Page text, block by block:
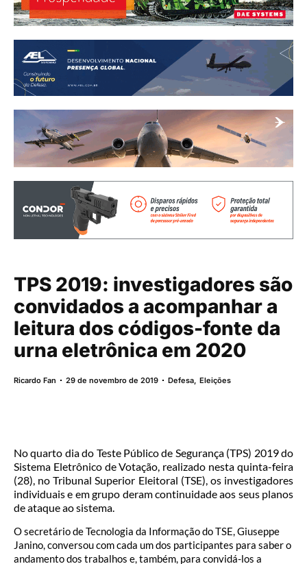
TPS 2019: investigadores são
convidados a acompanhar a
leitura dos códigos-fonte da
urna eletrônica em 2020
Ricardo Fan 29 de novembro de 2019 Defesa,Eleições
No quarto dia do Teste Público de Segurança (TPS) 2019 do
Sistema Eletrônico de Votação, realizado nesta quinta-feira
(28), no Tribunal Superior Eleitoral (TSE), os investigadores
individuais e em grupo deram continuidade aos seus planos
de ataque ao sistema.
O secretário de Tecnologia da Informação do TSE, Giuseppe
Janino, conversou com cada um dos participantes para saber o
andamento dos trabalhos e, também, para convidá-los a